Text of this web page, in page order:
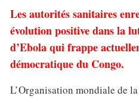
Les autorités sanitaires
évolution positive dans la
d’Ebola qui frappe
démocratique du Congo.
L’Organisation mondiale de